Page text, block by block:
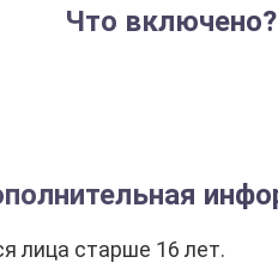
Что включено?
лица старше 16 лет.